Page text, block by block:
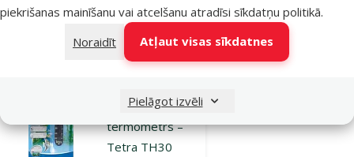
piekrišanas mainīšanu vai atcelšanu atradīsi sīkdatņu politikā.
Noraidīt
Atļaut visas sīkdatnes
Pielāgot izvēli
Pašlīmējošais
termometrs –
Tetra TH30